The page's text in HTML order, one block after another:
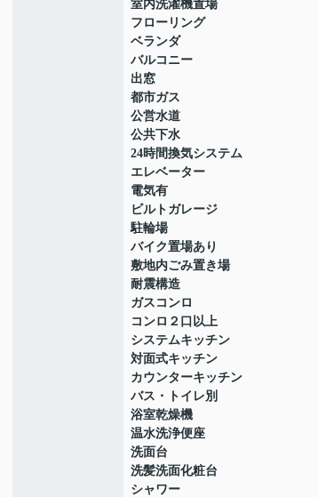
室内洗濯機置場
フローリング
ベランダ
バルコニー
出窓
都市ガス
公営水道
公共下水
24時間換気システム
エレベーター
電気有
ビルトガレージ
駐輪場
バイク置場あり
敷地内ごみ置き場
耐震構造
ガスコンロ
コンロ２口以上
システムキッチン
対面式キッチン
カウンターキッチン
バス・トイレ別
浴室乾燥機
温水洗浄便座
洗面台
洗髪洗面化粧台
シャワー